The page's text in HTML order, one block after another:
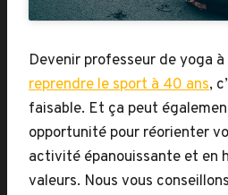
Devenir professeur de yoga
reprendre le sport à 40 ans,
faisable. Et ça peut
opportunité pour réorienter
activité épanouissante et en
valeurs. Nous vous